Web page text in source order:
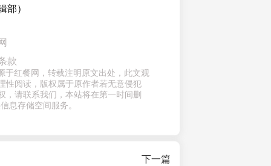
部）
款
于红餐网，转载注明原文出处，此文观
性阅读，版权属于原作者若无意侵犯
，请联系我们，本站将在第一时间删
息存储空间服务。
下一篇